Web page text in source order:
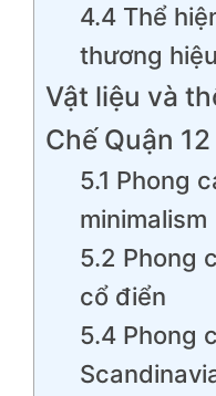
4.4 Thể
thương
Vật liệu và
Chế Quận 12
5.1 Phong
minimalism
5.2 Phong
cổ điển
5.4 Phong